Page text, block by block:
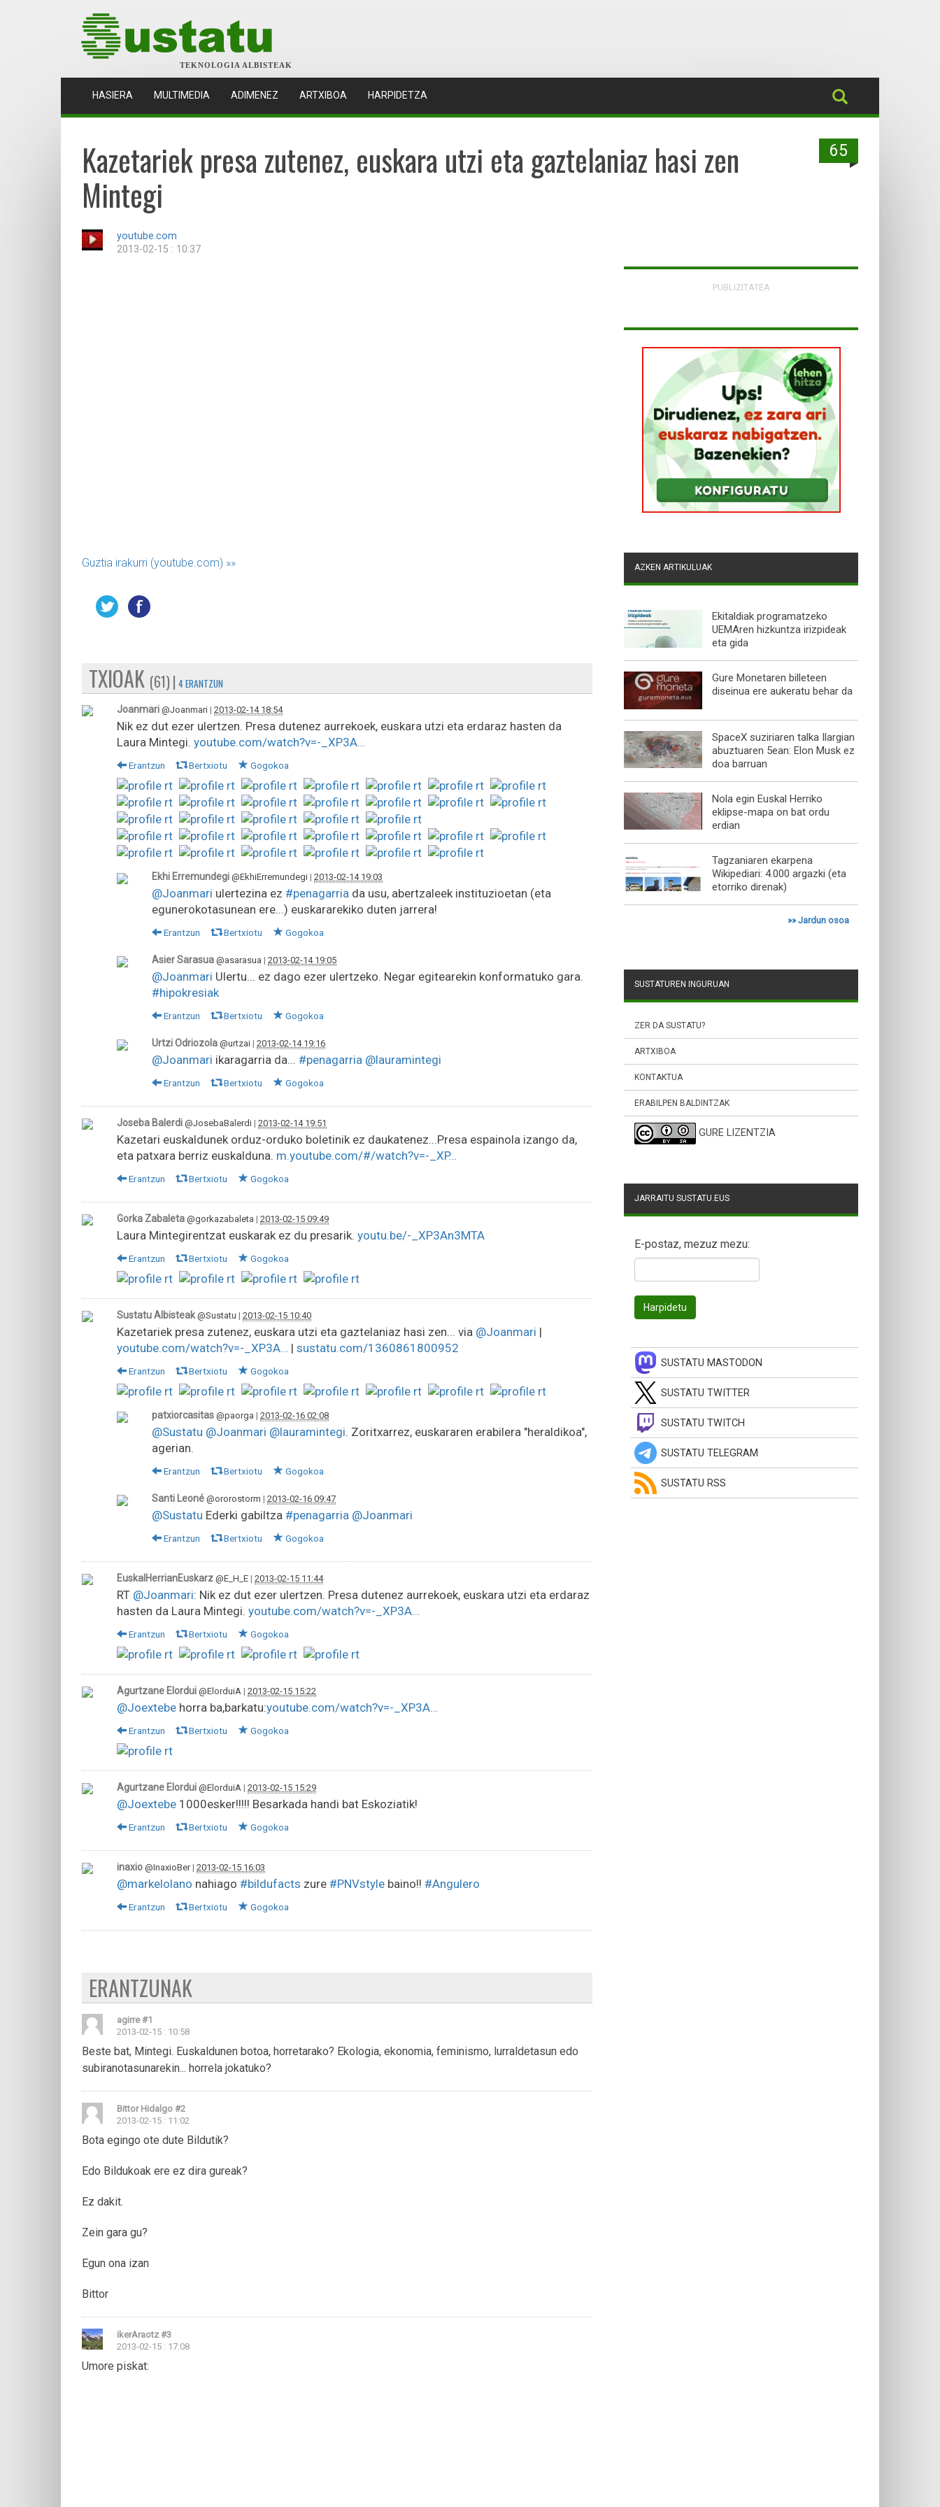
TEKNOLOGIA ALBISTEAK
HASIERA (CURRENT)
MULTIMEDIA ADIMENEZ ARTXIBOA HARPIDETZA
65
Kazetariek presa zutenez, euskara utzi eta gaztelaniaz hasi zen
Mintegi
youtube.com
2013-02-15 : 10:37
Guztia irakurri (youtube.com) »»
TXIOAK (61) | 4 ERANTZUN
Joanmari @Joanmari | 2013-02-14 18:54
Nik ez dut ezer ulertzen. Presa dutenez aurrekoek, euskara utzi eta erdaraz hasten da
Laura Mintegi. youtube.com/watch?v=-_XP3A…
Erantzun Bertxiotu Gogokoa
Ekhi Erremundegi @EkhiErremundegi | 2013-02-14 19:03
@Joanmari ulertezina ez #penagarria da usu, abertzaleek instituzioetan (eta
egunerokotasunean ere...) euskararekiko duten jarrera!
Erantzun Bertxiotu Gogokoa
Asier Sarasua @asarasua | 2013-02-14 19:05
@Joanmari Ulertu... ez dago ezer ulertzeko. Negar egitearekin konformatuko gara.
#hipokresiak
Erantzun Bertxiotu Gogokoa
Urtzi Odriozola @urtzai | 2013-02-14 19:16
@Joanmari ikaragarria da... #penagarria @lauramintegi
Erantzun Bertxiotu Gogokoa
Joseba Balerdi @JosebaBalerdi | 2013-02-14 19:51
Kazetari euskaldunek orduz-orduko boletinik ez daukatenez...Presa espainola izango da,
eta patxara berriz euskalduna. m.youtube.com/#/watch?v=-_XP…
Erantzun Bertxiotu Gogokoa
Gorka Zabaleta @gorkazabaleta | 2013-02-15 09:49
Laura Mintegirentzat euskarak ez du presarik. youtu.be/-_XP3An3MTA
Erantzun Bertxiotu Gogokoa
Sustatu Albisteak @Sustatu | 2013-02-15 10:40
Kazetariek presa zutenez, euskara utzi eta gaztelaniaz hasi zen... via @Joanmari |
youtube.com/watch?v=-_XP3A… | sustatu.com/1360861800952
Erantzun Bertxiotu Gogokoa
patxiorcasitas @paorga | 2013-02-16 02:08
@Sustatu @Joanmari @lauramintegi. Zoritxarrez, euskararen erabilera "heraldikoa",
agerian.
Erantzun Bertxiotu Gogokoa
Santi Leoné @ororostorm | 2013-02-16 09:47
@Sustatu Ederki gabiltza #penagarria @Joanmari
Erantzun Bertxiotu Gogokoa
EuskalHerrianEuskarz @E_H_E | 2013-02-15 11:44
RT @Joanmari: Nik ez dut ezer ulertzen. Presa dutenez aurrekoek, euskara utzi eta erdaraz
hasten da Laura Mintegi. youtube.com/watch?v=-_XP3A…
Erantzun Bertxiotu Gogokoa
Agurtzane Elordui @ElorduiA | 2013-02-15 15:22
@Joextebe horra ba,barkatu:youtube.com/watch?v=-_XP3A…
Erantzun Bertxiotu Gogokoa
Agurtzane Elordui @ElorduiA | 2013-02-15 15:29
@Joextebe 1000esker!!!!! Besarkada handi bat Eskoziatik!
Erantzun Bertxiotu Gogokoa
inaxio @InaxioBer| 2013-02-15 16:03
@markelolano nahiago #bildufacts zure #PNVstyle baino!! #Angulero
Erantzun Bertxiotu Gogokoa
ERANTZUNAK
agirre #1
2013-02-15 : 10:58
Beste bat, Mintegi. Euskaldunen botoa, horretarako? Ekologia, ekonomia, feminismo, lurraldetasun edo
subiranotasunarekin... horrela jokatuko?
Bittor Hidalgo #2
2013-02-15 : 11:02
Bota egingo ote dute Bildutik?
Edo Bildukoak ere ez dira gureak?
Ez dakit.
Zein gara gu?
Egun ona izan
Bittor
ikerAraotz #3
2013-02-15 : 17:08
Umore piskat:
PUBLIZITATEA
AZKEN ARTIKULUAK
Ekitaldiak programatzeko
UEMAren hizkuntza irizpideak
eta gida
Gure Monetaren billeteen
diseinua ere aukeratu behar da
SpaceX suziriaren talka Ilargian
abuztuaren 5ean: Elon Musk ez
doa barruan
Nola egin Euskal Herriko
eklipse-mapa on bat ordu
erdian
Tagzaniaren ekarpena
Wikipediari: 4.000 argazki (eta
etorriko direnak)
»»Jardun osoa
SUSTATUREN INGURUAN
ZER DA SUSTATU?
ARTXIBOA
KONTAKTUA
ERABILPEN BALDINTZAK
GURE LIZENTZIA
JARRAITU SUSTATU.EUS
E-postaz, mezuz mezu:
SUSTATU MASTODON
SUSTATU TWITTER
SUSTATU TWITCH
SUSTATU TELEGRAM
SUSTATU RSS